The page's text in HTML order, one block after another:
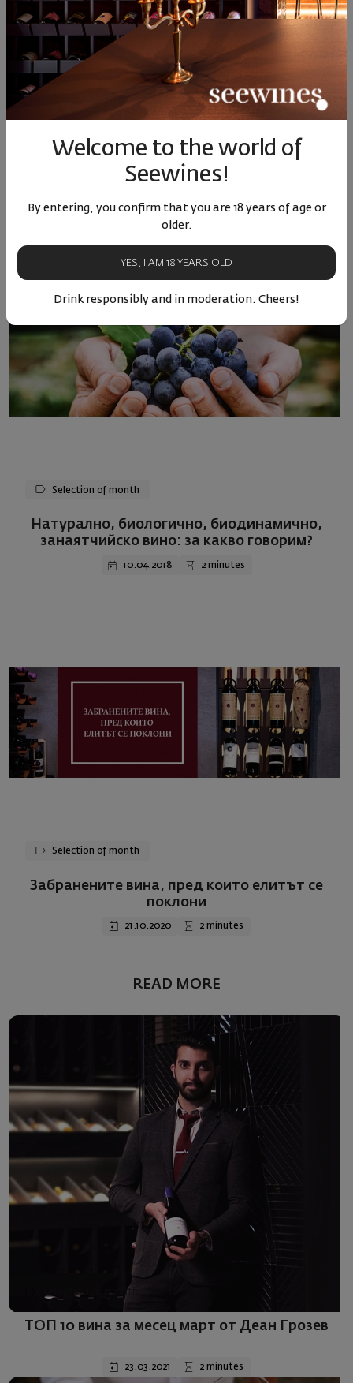
ТОП 10 вина за април
04.04.2023 2 minutes
Selection of month
Натурално, биологично, биодинамично,
занаятчийско вино: за какво говорим?
10.04.2018 2 minutes
Selection of month
Забранените вина, пред които елитът се
поклони
21.10.2020 2 minutes
READ MORE
Selection of month
ТОП 10 вина за месец март от Деан Грозев
23.03.2021 2 minutes
Welcome to the world of
Seewines!
By entering, you confirm that you are 18 years of age or
older.
YES, I AM 18 YEARS OLD
Drink responsibly and in moderation. Cheers!